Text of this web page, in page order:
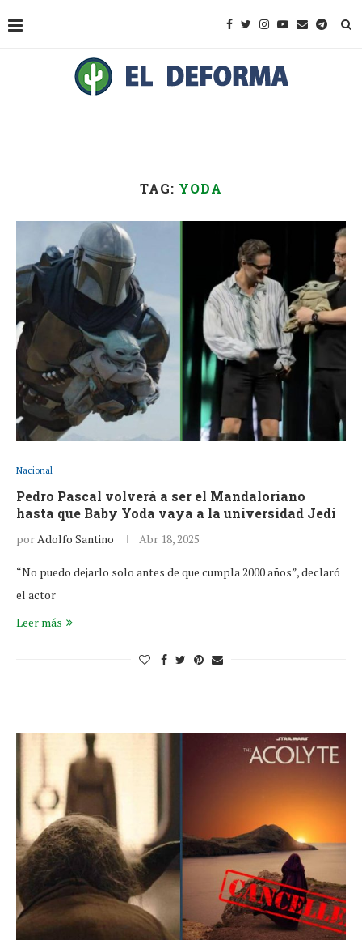
TAG: YODA
Nacional
Pedro Pascal volverá a ser el Mandaloriano
hasta que Baby Yoda vaya a la universidad Jedi
porAdolfo Santino Abr 18, 2025
“No puedo dejarlo solo antes de que cumpla 2000 años”, declaró
el actor
Leer más